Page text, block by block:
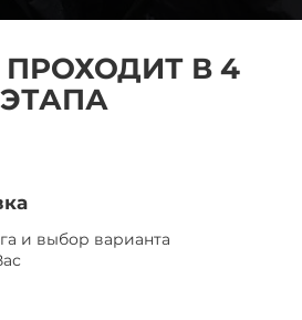
В 4
ЭТАПА
и выбор варианта